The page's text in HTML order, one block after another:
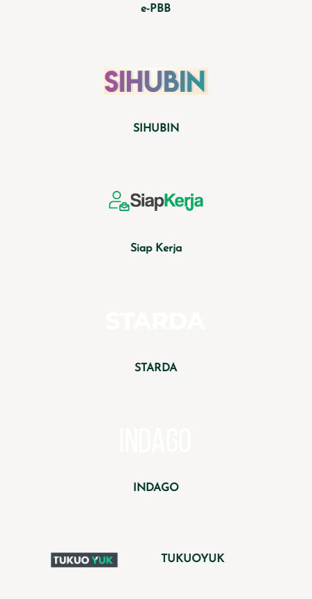
e-PBB
SIHUBIN
Siap Kerja
STARDA
INDAGO
TUKUOYUK